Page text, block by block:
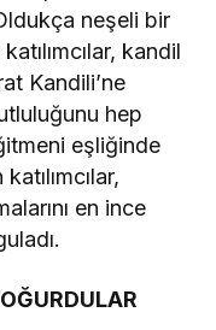
neşeli bir
kandil
Kandili’ne
hep
eşliğinde
en ince